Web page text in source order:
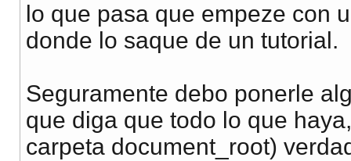
lo que pasa que empeze con
donde lo saque de un tutorial.
Seguramente debo ponerle
que diga que todo lo que
carpeta document_root)